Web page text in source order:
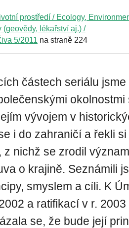
prostředí / Ecology,
lékařství aj.) /
5/2011 na straně 224
částech seriálu
vývojem v
i do zahraničí a řekli
z nichž se zrodil
o krajině. Seznámili
smyslem a cíli. K
a ratifikací v r.
se, že bude její